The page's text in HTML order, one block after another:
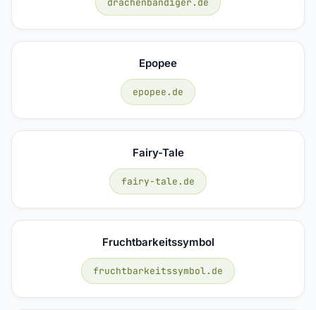
Epopee
epopee.de
Fairy-Tale
fairy-tale.de
Fruchtbarkeitssymbol
fruchtbarkeitssymbol.de